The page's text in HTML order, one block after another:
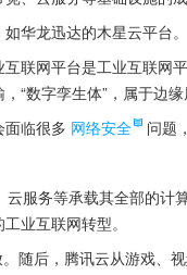
华龙迅达的木星云平台。
联网平台是工业互联
“数字孪生体”，属于边缘
临很多 网络安全
问题
云服务等承载其全部的计
业互联网转型。
随后，腾讯云从游戏、